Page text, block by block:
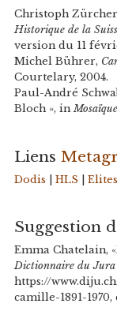
Christoph
Historique de la
version du 11
Michel Bührer,
Courtelary, 2004.
Paul-André
Bloch », in
Liens
Dodis HLS
Suggestion
Emma Chatelain,
Dictionnaire du
https://
camille-1891-